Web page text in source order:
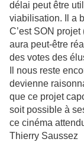
délai peut être
viabilisation. Il a
C’est SON
aura peut-être
des votes des
Il nous reste
devienne
que ce projet
soit possible à
ce cinéma
Thierry Saussez